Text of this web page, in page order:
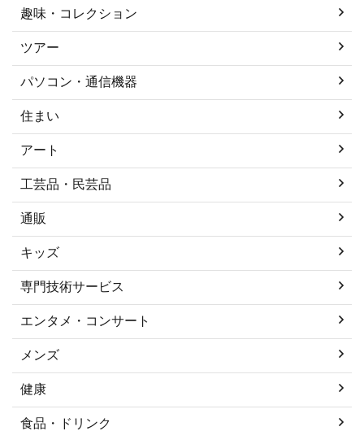
趣味・コレクション
ツアー
パソコン・通信機器
住まい
アート
工芸品・民芸品
通販
キッズ
専門技術サービス
エンタメ・コンサート
メンズ
健康
食品・ドリンク